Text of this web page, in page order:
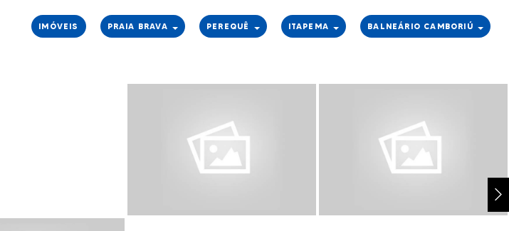
IMÓVEIS PRAIA BRAVA PEREQUÊ ITAPEMA BALNEÁRIO CAMBORIÚ